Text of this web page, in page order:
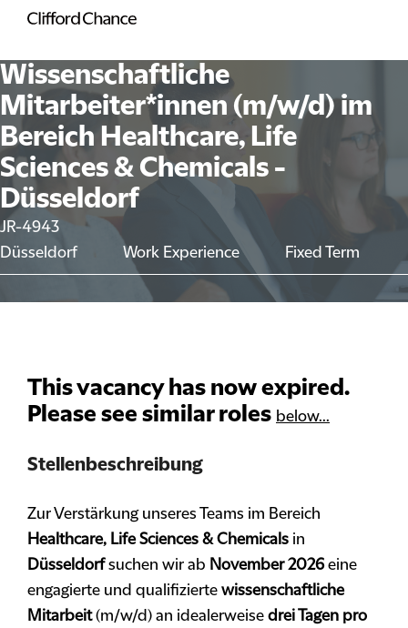
Wissenschaftliche
Mitarbeiter*innen (m/w/d) im
Bereich Healthcare, Life
Sciences & Chemicals -
Düsseldorf
JR-4943
Düsseldorf
Work Experience Fixed Term
This vacancy has now expired.
Please see similar roles below...
Stellenbeschreibung
Zur Verstärkung unseres Teams im Bereich
Healthcare, Life Sciences & Chemicals in
Düsseldorfsuchen wir ab November 2026eine
engagierte und qualifizierte wissenschaftliche
Mitarbeit(m/w/d) an idealerweise drei Tagen pro